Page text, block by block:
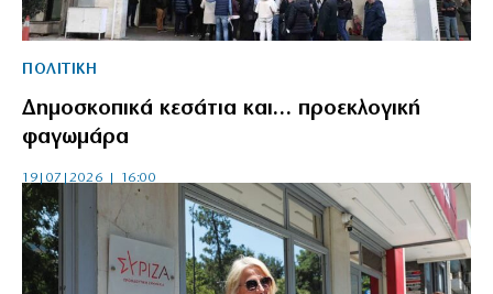
ΠΟΛΙΤΙΚΗ
Δημοσκοπικά κεσάτια και… προεκλογική
φαγωμάρα
19|07|2026 | 16:00